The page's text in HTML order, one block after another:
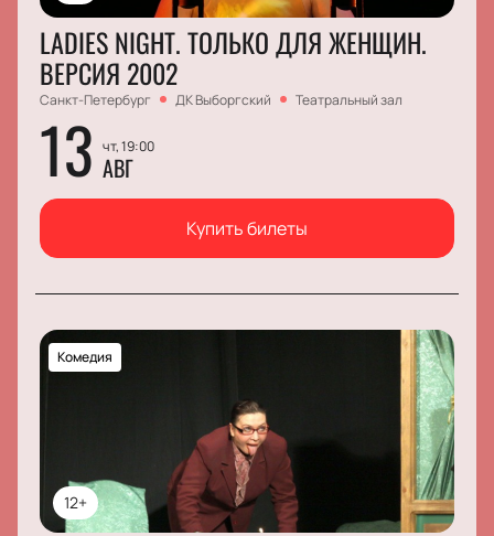
LADIES NIGHT. ТОЛЬКО ДЛЯ ЖЕНЩИН.
ВЕРСИЯ 2002
Санкт-Петербург ДК Выборгский Театральный зал
13 чт, 19:00
АВГ
Купить билеты
12+
Комедия